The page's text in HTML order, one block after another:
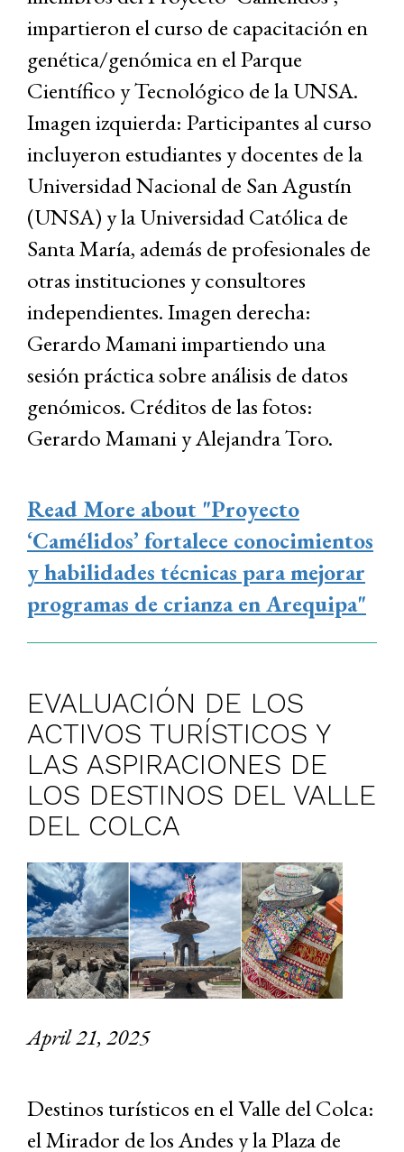
impartieron el curso de capacitación en
genética/genómica en el Parque
Científico y Tecnológico de la UNSA.
Imagen izquierda: Participantes al curso
incluyeron estudiantes y docentes de la
Universidad Nacional de San Agustín
(UNSA) y la Universidad Católica de
Santa María, además de profesionales de
otras instituciones y consultores
independientes. Imagen derecha:
Gerardo Mamani impartiendo una
sesión práctica sobre análisis de datos
genómicos. Créditos de las fotos:
Gerardo Mamani y Alejandra Toro.
Read More about "Proyecto
‘Camélidos’ fortalece conocimientos
y habilidades técnicas para mejorar
programas de crianza en Arequipa"
EVALUACIÓN DE LOS
ACTIVOS TURÍSTICOS Y
LAS ASPIRACIONES DE
LOS DESTINOS DEL VALLE
DEL COLCA
April 21, 2025
Destinos turísticos en el Valle del Colca:
el Mirador de los Andes y la Plaza de